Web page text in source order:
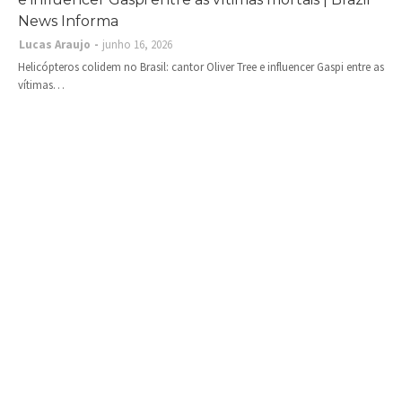
News Informa
Lucas Araujo
junho 16, 2026
Helicópteros colidem no Brasil: cantor Oliver Tree e influencer Gaspi entre as
vítimas…